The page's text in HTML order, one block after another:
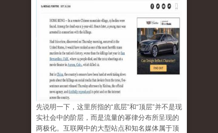
先说明一下，这里所指的“底层”和“顶层”并不是现
实社会中的阶层，而是流量的幂律分布所呈现的
两极化。互联网中的大型站点和知名媒体属于顶